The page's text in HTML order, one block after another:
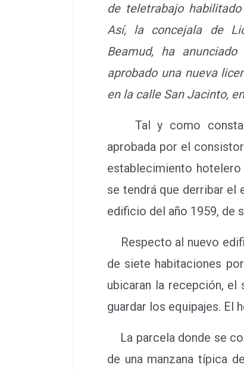
de teletrabajo
Así, la concejala de
Beamud, ha
aprobado una nueva
en la calle San Jacinto,
Tal y como consta
aprobada por el
establecimiento hotelero
se tendrá que derribar el
edificio del año 1959, de
Respecto al nuevo
de siete habitaciones
ubicaran la recepción, el
guardar los equipajes. El
La parcela donde se
de una manzana típica